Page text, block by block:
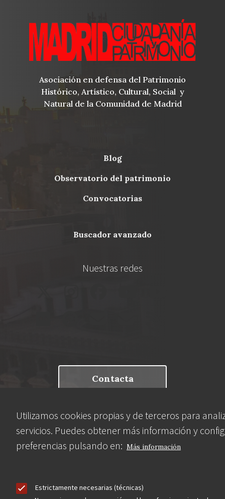
Utilizamos cookies propias y de terceros para
servicios. Puedes obtener más información y
preferencias pulsando en: Más información
Estrictamente necesarias (técnicas)
Asociación en defensa del Patrimonio
Histórico, Artístico, Cultural, Social y
Natural de la Comunidad de Madrid
Menu
blog
observatorio del patrimonio
convocatorias
buscador avanzado
Nuestras redes
Contacta
Hazte socio